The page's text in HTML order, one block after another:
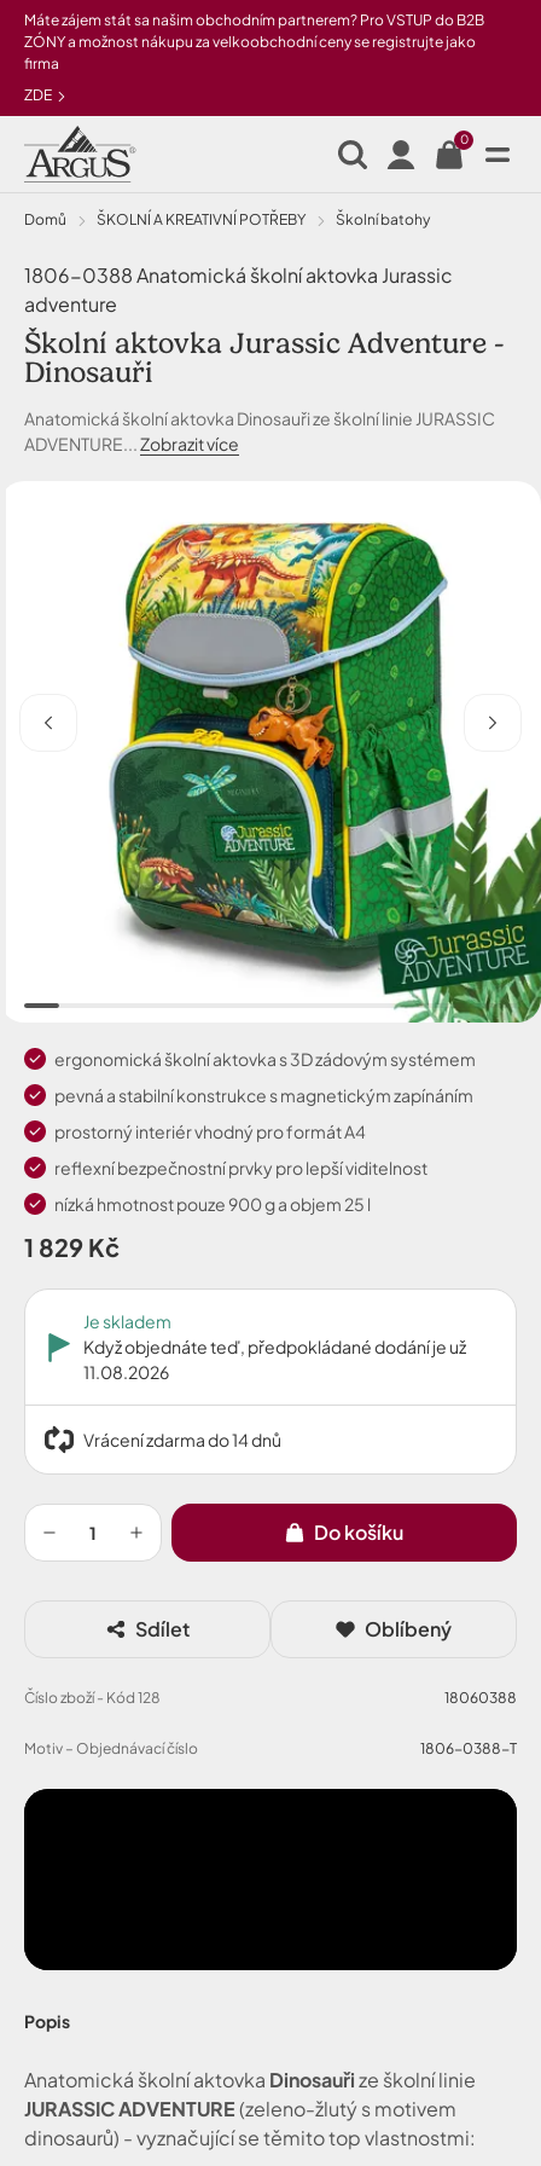
Přeskočit na hlavní obsah
Máte zájem stát sa našim obchodním partnerem? Pro VSTUP do B2B
ZÓNY a možnost nákupu za velkoobchodní ceny se registrujte jako
firma
ZDE
0
Domů ŠKOLNÍ A KREATIVNÍ POTŘEBY Školní batohy
Popis
Anatomická školní aktovka Dinosauřize školní linie
JURASSIC ADVENTURE(zeleno-žlutý s motivem
dinosaurů) - vyznačující se těmito top vlastnostmi:
1806-0388 Anatomická školní aktovka Jurassic
adventure
Školní aktovka Jurassic Adventure -
Dinosauři
Anatomická školní aktovka Dinosauři ze školní linie JURASSIC
ADVENTURE...Zobrazit více
ergonomická školní aktovka s 3D zádovým systémem
pevná a stabilní konstrukce s magnetickým zapínáním
prostorný interiér vhodný pro formát A4
reflexní bezpečnostní prvky pro lepší viditelnost
nízká hmotnost pouze 900 g a objem 25 l
1 829 Kč
Je skladem
Když objednáte teď, předpokládané dodání je už
11.08.2026
Vrácení zdarma do 14 dnů
Do košíku
Sdílet Oblíbený
Číslo zboží - Kód 128 18060388
Motiv – Objednávací číslo 1806-0388-T